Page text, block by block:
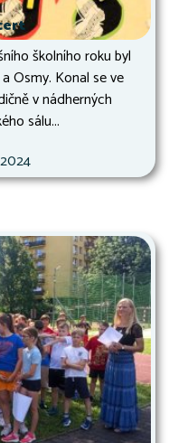
školního roku byl
Osmy. Konal se ve
v nádherných
sálu...